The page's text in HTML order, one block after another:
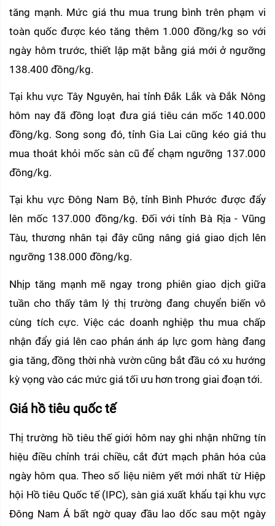
tăng mạnh. Mức giá thu mua trung bình trên phạm vi
toàn quốc được kéo tăng thêm 1.000 đồng/kg so với
ngày hôm trước, thiết lập mặt bằng giá mới ở ngưỡng
138.400 đồng/kg.
Tại khu vực Tây Nguyên, hai tỉnh Đắk Lắk và Đắk Nông
hôm nay đã đồng loạt đưa giá tiêu cán mốc 140.000
đồng/kg. Song song đó, tỉnh Gia Lai cũng kéo giá thu
mua thoát khỏi mốc sàn cũ để chạm ngưỡng 137.000
đồng/kg.
Tại khu vực Đông Nam Bộ, tỉnh Bình Phước được đẩy
lên mốc 137.000 đồng/kg. Đối với tỉnh Bà Rịa - Vũng
Tàu, thương nhân tại đây cũng nâng giá giao dịch lên
ngưỡng 138.000 đồng/kg.
Nhịp tăng mạnh mẽ ngay trong phiên giao dịch giữa
tuần cho thấy tâm lý thị trường đang chuyển biến vô
cùng tích cực. Việc các doanh nghiệp thu mua chấp
nhận đẩy giá lên cao phản ánh áp lực gom hàng đang
gia tăng, đồng thời nhà vườn cũng bắt đầu có xu hướng
kỳ vọng vào các mức giá tối ưu hơn trong giai đoạn tới.
Giá hồ tiêu quốc tế
Thị trường hồ tiêu thế giới hôm nay ghi nhận những tín
hiệu điều chỉnh trái chiều, cắt đứt mạch phân hóa của
ngày hôm qua. Theo số liệu niêm yết mới nhất từ Hiệp
hội Hồ tiêu Quốc tế (IPC), sàn giá xuất khẩu tại khu vực
Đông Nam Á bất ngờ quay đầu lao dốc sau một ngày